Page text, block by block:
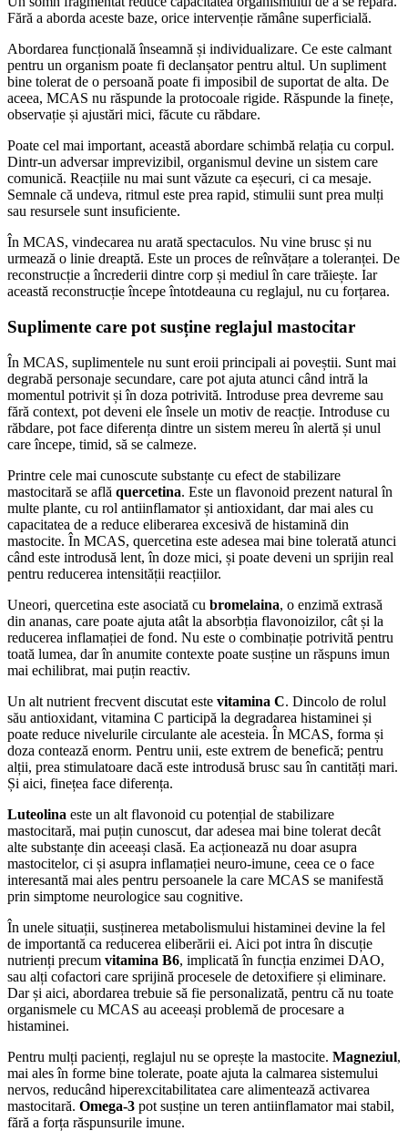
Fără a aborda aceste baze, orice intervenție rămâne superficială.
Abordarea funcțională înseamnă și individualizare. Ce este calmant
pentru un organism poate fi declanșator pentru altul. Un supliment
bine tolerat de o persoană poate fi imposibil de suportat de alta. De
aceea, MCAS nu răspunde la protocoale rigide. Răspunde la finețe,
observație și ajustări mici, făcute cu răbdare.
Poate cel mai important, această abordare schimbă relația cu corpul.
Dintr-un adversar imprevizibil, organismul devine un sistem care
comunică. Reacțiile nu mai sunt văzute ca eșecuri, ci ca mesaje.
Semnale că undeva, ritmul este prea rapid, stimulii sunt prea mulți
sau resursele sunt insuficiente.
În MCAS, vindecarea nu arată spectaculos. Nu vine brusc și nu
urmează o linie dreaptă. Este un proces de reînvățare a toleranței. De
reconstrucție a încrederii dintre corp și mediul în care trăiește. Iar
această reconstrucție începe întotdeauna cu reglajul, nu cu forțarea.
Suplimente care pot susține reglajul mastocitar
În MCAS, suplimentele nu sunt eroii principali ai poveștii. Sunt mai
degrabă personaje secundare, care pot ajuta atunci când intră la
momentul potrivit și în doza potrivită. Introduse prea devreme sau
fără context, pot deveni ele însele un motiv de reacție. Introduse cu
răbdare, pot face diferența dintre un sistem mereu în alertă și unul
care începe, timid, să se calmeze.
Printre cele mai cunoscute substanțe cu efect de stabilizare
mastocitară se află quercetina. Este un flavonoid prezent natural în
multe plante, cu rol antiinflamator și antioxidant, dar mai ales cu
capacitatea de a reduce eliberarea excesivă de histamină din
mastocite. În MCAS, quercetina este adesea mai bine tolerată atunci
când este introdusă lent, în doze mici, și poate deveni un sprijin real
pentru reducerea intensității reacțiilor.
Uneori, quercetina este asociată cu bromelaina, o enzimă extrasă
din ananas, care poate ajuta atât la absorbția flavonoizilor, cât și la
reducerea inflamației de fond. Nu este o combinație potrivită pentru
toată lumea, dar în anumite contexte poate susține un răspuns imun
mai echilibrat, mai puțin reactiv.
Un alt nutrient frecvent discutat este vitamina C. Dincolo de rolul
său antioxidant, vitamina C participă la degradarea histaminei și
poate reduce nivelurile circulante ale acesteia. În MCAS, forma și
doza contează enorm. Pentru unii, este extrem de benefică; pentru
alții, prea stimulatoare dacă este introdusă brusc sau în cantități mari.
Și aici, finețea face diferența.
Luteolina este un alt flavonoid cu potențial de stabilizare
mastocitară, mai puțin cunoscut, dar adesea mai bine tolerat decât
alte substanțe din aceeași clasă. Ea acționează nu doar asupra
mastocitelor, ci și asupra inflamației neuro-imune, ceea ce o face
interesantă mai ales pentru persoanele la care MCAS se manifestă
prin simptome neurologice sau cognitive.
În unele situații, susținerea metabolismului histaminei devine la fel
de importantă ca reducerea eliberării ei. Aici pot intra în discuție
nutrienți precum vitamina B6, implicată în funcția enzimei DAO,
sau alți cofactori care sprijină procesele de detoxifiere și eliminare.
Dar și aici, abordarea trebuie să fie personalizată, pentru că nu toate
organismele cu MCAS au aceeași problemă de procesare a
histaminei.
Pentru mulți pacienți, reglajul nu se oprește la mastocite. Magneziul,
mai ales în forme bine tolerate, poate ajuta la calmarea sistemului
nervos, reducând hiperexcitabilitatea care alimentează activarea
mastocitară. Omega-3 pot susține un teren antiinflamator mai stabil,
fără a forța răspunsurile imune.